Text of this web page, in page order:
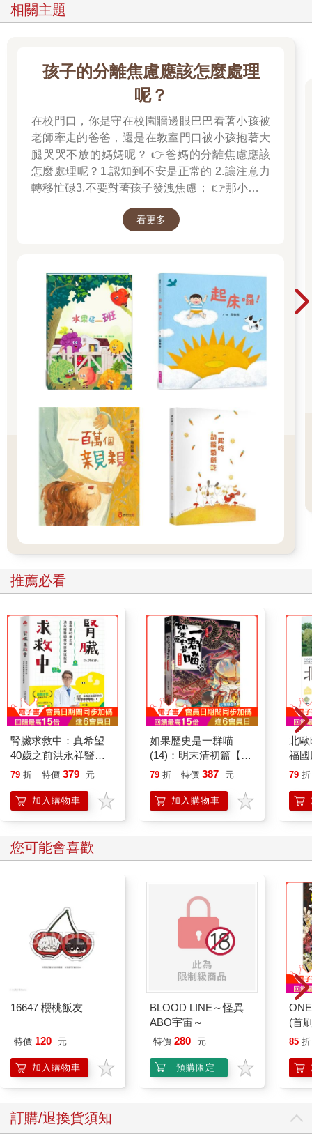
相關主題
孩子的分離焦慮應該怎麼處理
呢？
在校門口，你是守在校園牆邊眼巴巴看著小孩被
老師牽走的爸爸，還是在教室門口被小孩抱著大
腿哭哭不放的媽媽呢？ 👉爸媽的分離焦慮應該
怎麼處理呢？1.認知到不安是正常的 2.讓注意力
轉移忙碌3.不要對著孩子發洩焦慮； 👉那小朋友
也許是熟悉的玩偶增加安全感 2.與孩子分開時請
孩子一起迎接成長的過程！真是太好了！ 🎉金石
堂開學季！爸媽好輕鬆教你一站購足！文具、書
包、書套參展品全面5折起！👉文具滿777送80
元電子禮券 👉全站商品滿1200回饋4%金幣
看更多
推薦必看
腎臟求救中：真希望
40歲之前洪永祥醫師
就告訴我這些事
79 折 特價 379 元
加入購物車
如果歷史是一群喵
(14)：明末清初篇【萌
貓漫畫學歷史】
79 折 特價 387 元
加入購物車
北
福
79 折
您可能會喜歡
16647 櫻桃飯友
特價 120 元
加入購物車
BLOOD LINE～怪異
ABO宇宙～
特價 280 元
預購限定
(首
85 折
訂購/退換貨須知